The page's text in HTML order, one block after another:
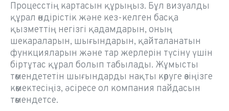
Процесстің картасын құрыңыз. Бұл визуалды
құрал өндірістік және кез-келген басқа
қызметтің негізгі қадамдарын, оның
шекараларын, шығындарын, қайталанатын
функцияларын және тар жерлерін түсіну үшін
біртұтас құрал болып табылады. Жұмысты
төмендететін шығындарды нақты көруге өзіңізге
көмектесіңіз, әсіресе ол компания пайдасын
төмендетсе.